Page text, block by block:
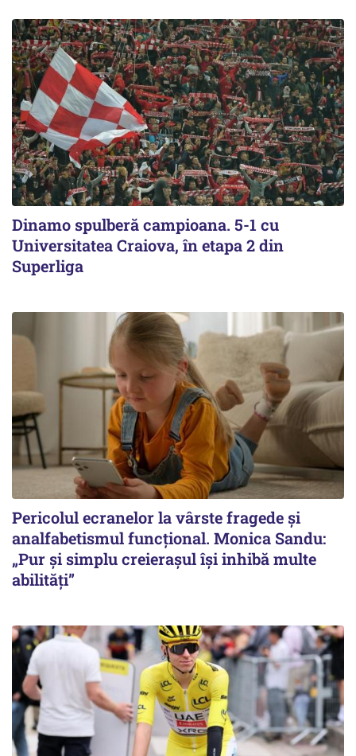
Dinamo spulberă campioana. 5-1 cu
Universitatea Craiova, în etapa 2 din
Superliga
Pericolul ecranelor la vârste fragede și
analfabetismul funcțional. Monica Sandu:
„Pur și simplu creierașul își inhibă multe
abilități”